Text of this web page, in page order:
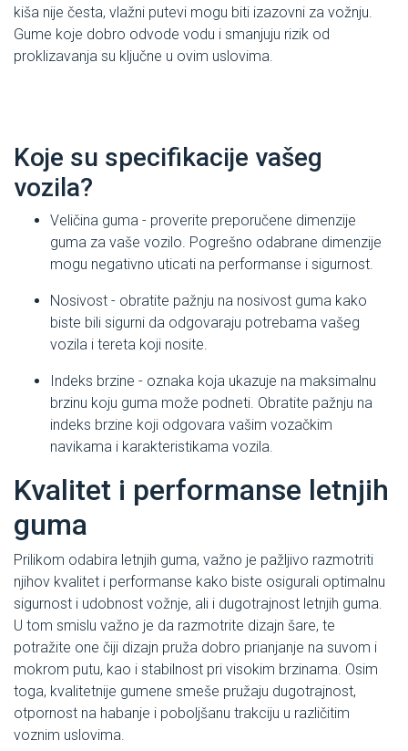
kiša nije česta, vlažni putevi mogu biti izazovni za vožnju.
Gume koje dobro odvode vodu i smanjuju rizik od
proklizavanja su ključne u ovim uslovima.
Koje su specifikacije vašeg
vozila?
Veličina guma - proverite preporučene dimenzije
guma za vaše vozilo. Pogrešno odabrane dimenzije
mogu negativno uticati na performanse i sigurnost.
Nosivost - obratite pažnju na nosivost guma kako
biste bili sigurni da odgovaraju potrebama vašeg
vozila i tereta koji nosite.
Indeks brzine - oznaka koja ukazuje na maksimalnu
brzinu koju guma može podneti. Obratite pažnju na
indeks brzine koji odgovara vašim vozačkim
navikama i karakteristikama vozila.
Kvalitet i performanse letnjih
guma
Prilikom odabira letnjih guma, važno je pažljivo razmotriti
njihov kvalitet i performanse kako biste osigurali optimalnu
sigurnost i udobnost vožnje, ali i dugotrajnost letnjih guma.
U tom smislu važno je da razmotrite dizajn šare, te
potražite one čiji dizajn pruža dobro prianjanje na suvom i
mokrom putu, kao i stabilnost pri visokim brzinama. Osim
toga, kvalitetnije gumene smeše pružaju dugotrajnost,
otpornost na habanje i poboljšanu trakciju u različitim
voznim uslovima.